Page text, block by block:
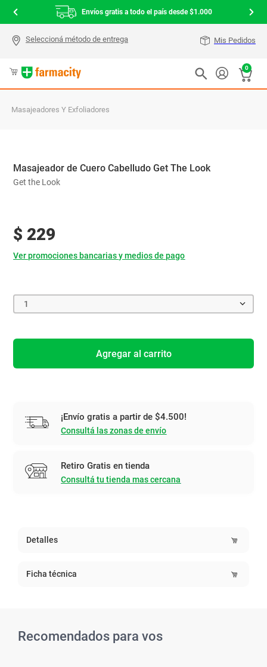
Envíos gratis a todo el país desde $1.000
Mis Pedidos
0
Masajeadores Y Exfoliadores
Masajeador de Cuero Cabelludo Get The Look
Get the Look
$ 229
Ver promociones bancarias y medios de pago
1
Agregar al carrito
¡Envío gratis a partir de $4.500!
Consultá las zonas de envío
Retiro Gratis en tienda
Consultá tu tienda mas cercana
Detalles
Ficha técnica
Recomendados para vos